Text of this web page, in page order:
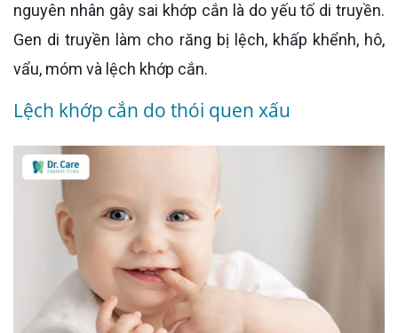
nguyên nhân gây sai khớp cắn là do yếu tố di truyền.
Gen di truyền làm cho răng bị lệch, khấp khểnh, hô,
vẩu, móm và lệch khớp cắn.
Lệch khớp cắn do thói quen xấu